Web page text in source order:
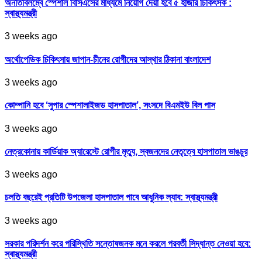
অনতিবিলম্বে স্পেশাল বিসিএসের মাধ্যমে নিয়োগ দেয়া হবে ৫ হাজার চিকিৎসক :
স্বাস্থ্যমন্ত্রী
3 weeks ago
অর্থোপেডিক চিকিৎসায় জাপান-চীনের রোগীদের আস্থার ঠিকানা বাংলাদেশ
3 weeks ago
কোম্পানি হবে ‘সুপার স্পেশালাইজড হাসপাতাল’, সংসদে বিএমইউ বিল পাস
3 weeks ago
নেত্রকোনায় কার্ডিয়াক অ্যারেস্টে রোগীর মৃত্যু, স্বজনদের নেতৃত্বে হাসপাতাল ভাঙচুর
3 weeks ago
চলতি বছরেই প্রতিটি উপজেলা হাসপাতাল পাবে আধুনিক ল্যাব: স্বাস্থ্যমন্ত্রী
3 weeks ago
সরকার পরিদর্শন করে পরিস্থিতি সন্তোষজনক মনে করলে পরবর্তী সিদ্ধান্ত নেওয়া হবে:
স্বাস্থ্যমন্ত্রী